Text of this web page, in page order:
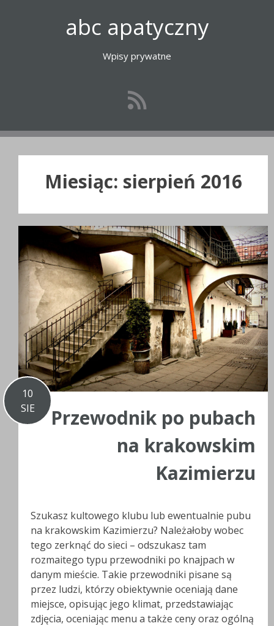
abc apatyczny
Wpisy prywatne
Miesiąc: sierpień 2016
10
SIE
Przewodnik po pubach
na krakowskim
Kazimierzu
Szukasz kultowego klubu lub ewentualnie pubu
na krakowskim Kazimierzu? Należałoby wobec
tego zerknąć do sieci – odszukasz tam
rozmaitego typu przewodniki po knajpach w
danym mieście. Takie przewodniki pisane są
przez ludzi, którzy obiektywnie oceniają dane
miejsce, opisując jego klimat, przedstawiając
zdjęcia, oceniając menu a także ceny oraz ogólną